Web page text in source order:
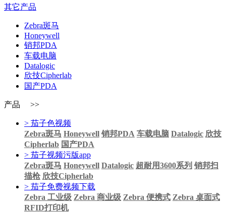
其它产品
Zebra斑马
Honeywell
销邦PDA
车载电脑
Datalogic
欣技Cipherlab
国产PDA
产品 >>
> 茄子色视频
Zebra斑马 Honeywell 销邦PDA 车载电脑 Datalogic 欣技
Cipherlab 国产PDA
> 茄子视频污版app
Zebra斑马 Honeywell Datalogic 超耐用3600系列 销邦扫
描枪 欣技Cipherlab
> 茄子免费视频下载
Zebra 工业级 Zebra 商业级 Zebra 便携式 Zebra 桌面式
RFID打印机